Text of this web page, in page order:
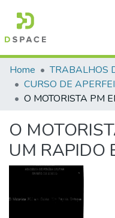
Communities &
All of DSpace
Home
O
UM RAPIDO